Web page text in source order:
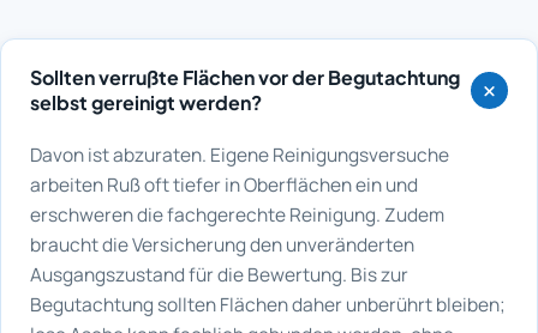
Sollten verrußte Flächen vor der Begutachtung
selbst gereinigt werden?
Davon ist abzuraten. Eigene Reinigungsversuche
arbeiten Ruß oft tiefer in Oberflächen ein und
erschweren die fachgerechte Reinigung. Zudem
braucht die Versicherung den unveränderten
Ausgangszustand für die Bewertung. Bis zur
Begutachtung sollten Flächen daher unberührt bleiben;